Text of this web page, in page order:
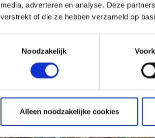
media, adverteren en analyse. Deze
verstrekt of die ze hebben verzameld op
Noodzakelijk
Alleen noodzakelijke cookies